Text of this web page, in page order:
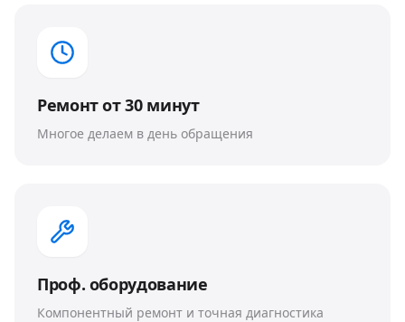
Ремонт от 30 минут
Многое делаем в день обращения
Проф. оборудование
Компонентный ремонт и точная диагностика